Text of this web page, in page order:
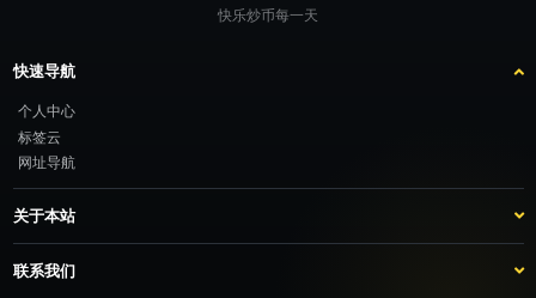
快乐炒币每一天
快速导航
个人中心
标签云
网址导航
关于本站
站点介绍
客服咨询
联系我们